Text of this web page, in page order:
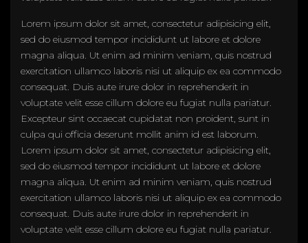
Lorem ipsum dolor sit amet, consectetur adipisicing elit,
sed do eiusmod tempor incididunt ut labore et dolore
magna aliqua. Ut enim ad minim veniam, quis nostrud
exercitation ullamco laboris nisi ut aliquip ex ea commodo
consequat. Duis aute irure dolor in reprehenderit in
voluptate velit esse cillum dolore eu fugiat nulla pariatur.
Excepteur sint occaecat cupidatat non proident, sunt in
culpa qui officia deserunt mollit anim id est laborum.
Lorem ipsum dolor sit amet, consectetur adipisicing elit,
sed do eiusmod tempor incididunt ut labore et dolore
magna aliqua. Ut enim ad minim veniam, quis nostrud
exercitation ullamco laboris nisi ut aliquip ex ea commodo
consequat. Duis aute irure dolor in reprehenderit in
voluptate velit esse cillum dolore eu fugiat nulla pariatur.